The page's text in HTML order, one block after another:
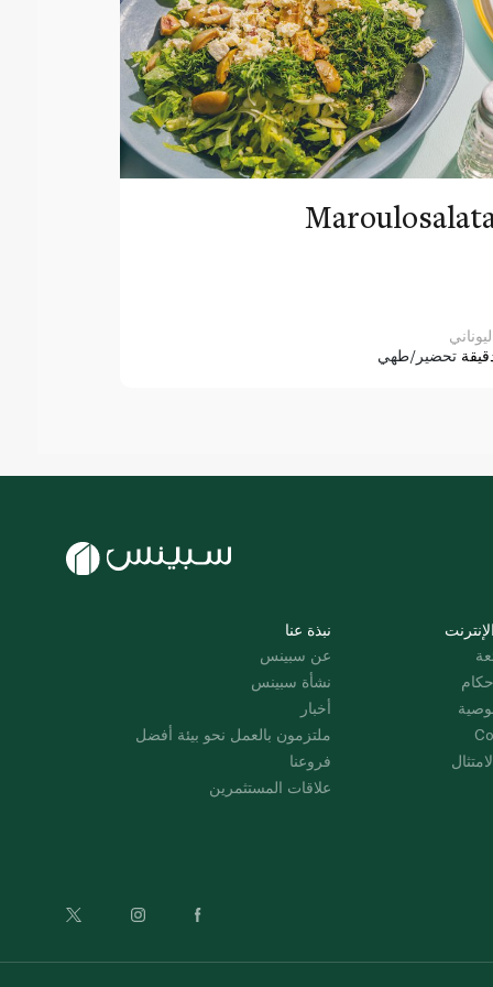
تحضير/طهي
نبذة عنا
عن سبينس
نشأة سبينس
أخبار
ملتزمون بالعمل نحو بيئة أفضل
فروعنا
علاقات المستثمرين